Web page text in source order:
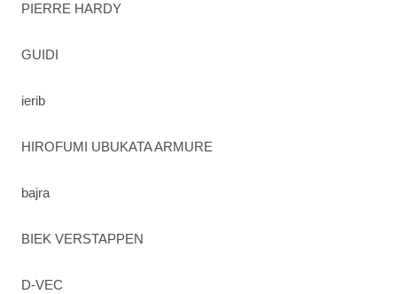
PIERRE HARDY
GUIDI
ierib
HIROFUMI UBUKATA ARMURE
bajra
BIEK VERSTAPPEN
D-VEC